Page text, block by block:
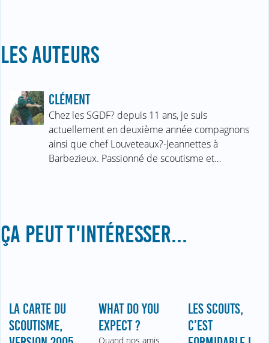
LES AUTEURS
CLÉMENT
Chez les SGDF? depuis 11 ans, je suis
actuellement en deuxième année compagnons
ainsi que chef Louveteaux?-Jeannettes à
Barbezieux. Passionné de scoutisme et…
ÇA PEUT T'INTÉRESSER...
LA CARTE DU
SCOUTISME,
WHAT DO YOU
EXPECT ?
Quand nos amis
LES SCOUTS,
C’EST